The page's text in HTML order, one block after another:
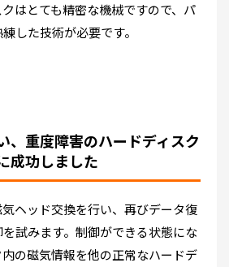
はとても精密な機械ですので、パ
した技術が必要です。
、重度障害のハードディスク
成功しました
ヘッド交換を行い、再びデータ復
試みます。制御ができる状態にな
の磁気情報を他の正常なハードデ